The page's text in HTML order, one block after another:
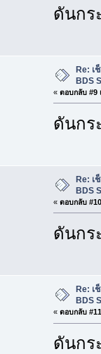
ดันกร
Re: เ
BDS
« ตอบกลับ #9
ดันกร
Re:
BDS
« ตอบกลับ
ดันกร
Re:
BDS
« ตอบกลับ
ดันกร